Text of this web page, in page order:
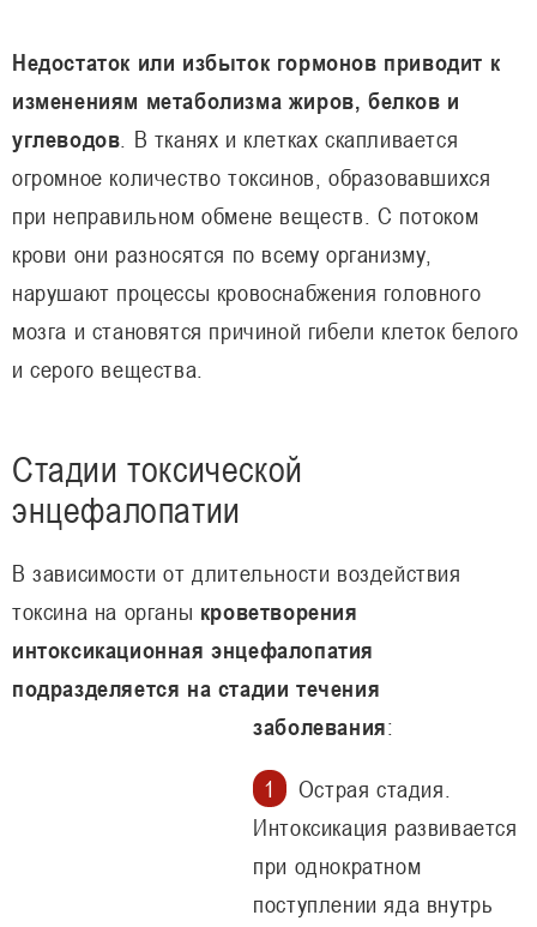
Недостаток или избыток гормонов приводит к
изменениям метаболизма жиров, белков и
углеводов . В тканях и клетках скапливается
огромное количество токсинов, образовавшихся
при неправильном обмене веществ. С потоком
крови они разносятся по всему организму,
нарушают процессы кровоснабжения головного
мозга и становятся причиной гибели клеток белого
и серого вещества.
Стадии токсической
энцефалопатии
В зависимости от длительности воздействия
токсина на органы кроветворения
интоксикационная энцефалопатия
подразделяется на стадии течения
заболевания:
Острая стадия.
Интоксикация развивается
при однократном
поступлении яда внутрь